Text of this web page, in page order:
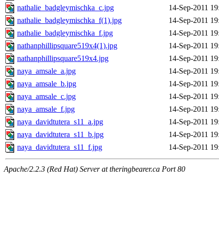
nathalie_badgleymischka_c.jpg
14-Sep-2011
nathalie_badgleymischka_f(1).jpg
14-Sep-2011
nathalie_badgleymischka_f.jpg
14-Sep-2011
nathanphillipsquare519x4(1).jpg
14-Sep-2011
nathanphillipsquare519x4.jpg
14-Sep-2011
naya_amsale_a.jpg
14-Sep-2011
naya_amsale_b.jpg
14-Sep-2011
naya_amsale_c.jpg
14-Sep-2011
naya_amsale_f.jpg
14-Sep-2011
naya_davidtutera_s11_a.jpg
14-Sep-2011
naya_davidtutera_s11_b.jpg
14-Sep-2011
naya_davidtutera_s11_f.jpg
14-Sep-2011
Apache/2.2.3 (Red Hat) Server at theringbearer.ca Port 80